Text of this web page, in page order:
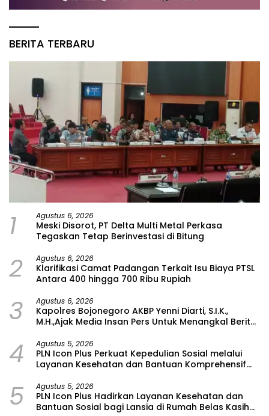
BERITA TERBARU
1 Agustus 6, 2026
Meski Disorot, PT Delta Multi Metal Perkasa
Tegaskan Tetap Berinvestasi di Bitung
2 Agustus 6, 2026
Klarifikasi Camat Padangan Terkait Isu Biaya PTSL
Antara 400 hingga 700 Ribu Rupiah
3 Agustus 6, 2026
Kapolres Bojonegoro AKBP Yenni Diarti, S.I.K.,
M.H.,Ajak Media Insan Pers Untuk Menangkal Berita
4 Agustus 5, 2026
PLN Icon Plus Perkuat Kepedulian Sosial melalui
Layanan Kesehatan dan Bantuan Komprehensif
5 Agustus 5, 2026
PLN Icon Plus Hadirkan Layanan Kesehatan dan
Bantuan Sosial bagi Lansia di Rumah Belas Kasih